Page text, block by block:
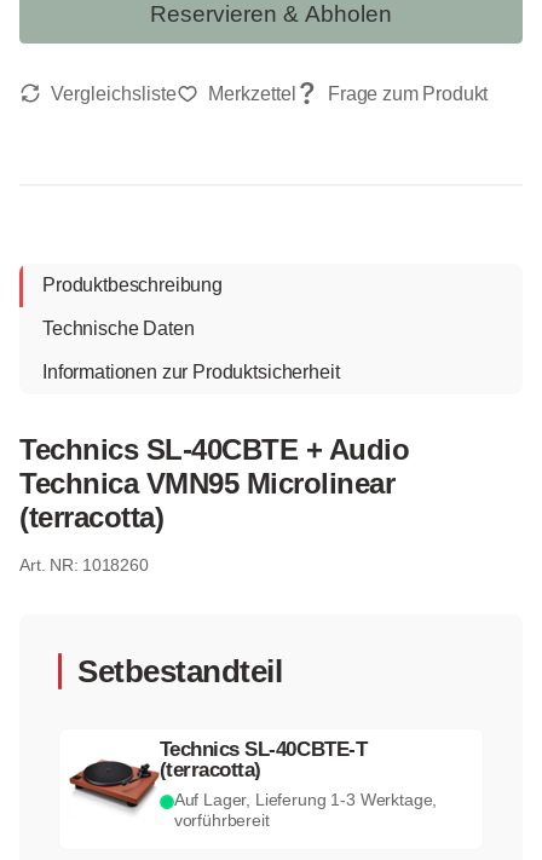
Reservieren & Abholen
Produktbeschreibung
Technische Daten
Informationen zur Produktsicherheit
Technics SL-40CBTE + Audio
Technica VMN95 Microlinear
(terracotta)
1018260
Setbestandteil
Technics SL-40CBTE-T
(terracotta)
Auf Lager, Lieferung 1-3 Werktage,
vorführbereit